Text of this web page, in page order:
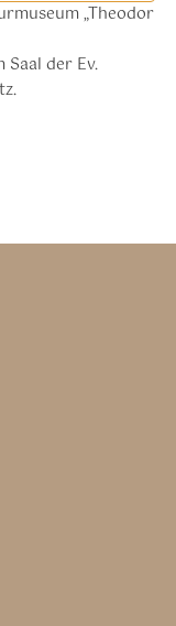
„Theodor
der Ev.